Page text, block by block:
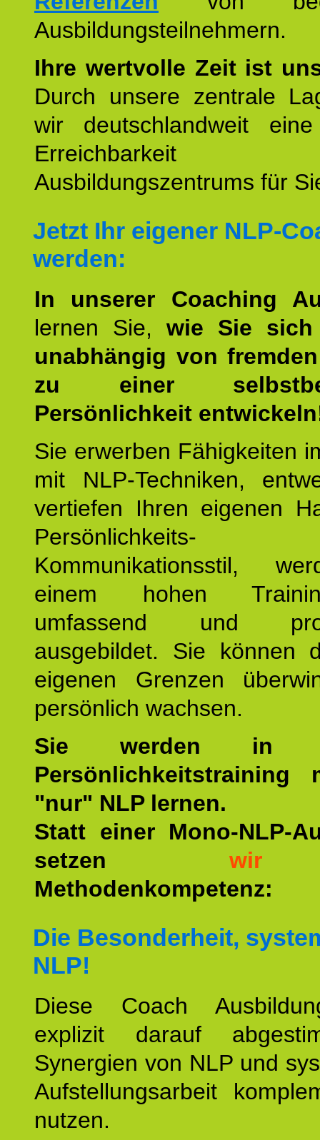
Ausbildungsteilnehmern.
Ihre wertvolle Zeit ist
Durch unsere zentrale
wir deutschlandweit
Erreichbarkeit
Ausbildungszentrums für
Jetzt Ihr eigener NLP-
werden:
In unserer Coaching
lernen Sie, wie Sie
unabhängig von
zu einer
Persönlichkeit
Sie erwerben Fähigkeiten
mit NLP-Techniken,
vertiefen Ihren eigenen
Kommunikationsstil,
einem hohen
umfassend und
ausgebildet. Sie können
eigenen Grenzen
persönlich wachsen.
Sie werden in
Persönlichkeitstraining
"nur" NLP lernen.
Statt einer Mono-NLP-
setzen wir
Methodenkompetenz:
Die Besonderheit,
NLP!
Diese Coach
explizit darauf
Synergien von NLP und
Aufstellungsarbeit
nutzen.